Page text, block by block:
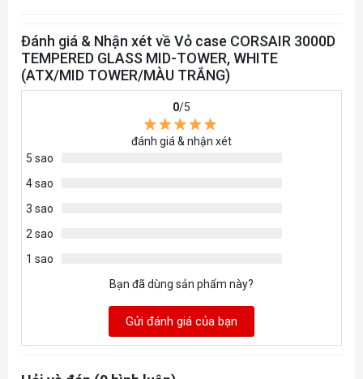
Đánh giá & Nhận xét về Vỏ case CORSAIR 3000D
TEMPERED GLASS MID-TOWER, WHITE
(ATX/MID TOWER/MÀU TRẮNG)
0/5
đánh giá & nhận xét
5 sao
4 sao
3 sao
2 sao
1 sao
Bạn đã dùng sản phẩm này?
Gửi đánh giá của bạn